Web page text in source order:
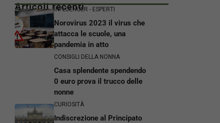
Articoli recentiINFLUENCER - ESPERTI
Norovirus 2023 il virus che
attacca le scuole, una
pandemia in atto
CONSIGLI DELLA NONNA
Casa splendente spendendo
0 euro prova il trucco delle
nonne
CURIOSITÀ
Indiscrezione al Principato